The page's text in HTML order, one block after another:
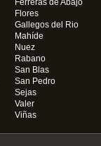
Ferreras de Abajo
Flores
Gallegos del Rio
Mahíde
Nuez
Rabano
San Blas
San Pedro
Sejas
Valer
Viñas